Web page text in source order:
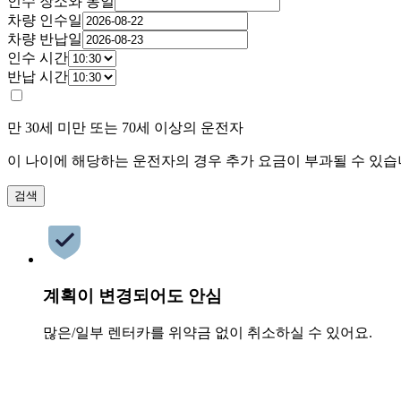
차량 인수일
차량 반납일
인수 시간
반납 시간
만 30세 미만 또는 70세 이상의 운전자
이 나이에 해당하는 운전자의 경우 추가 요금이 부과될 수 있습
검색
계획이 변경되어도 안심
많은/일부 렌터카를 위약금 없이 취소하실 수 있어요.